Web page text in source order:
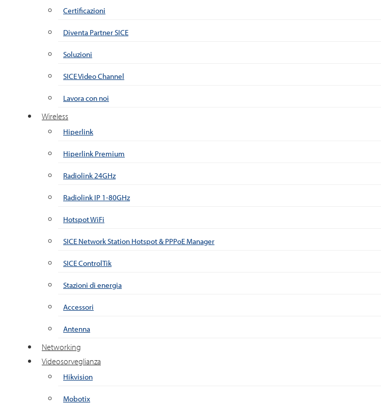
Certificazioni
Diventa Partner SICE
Soluzioni
SICE Video Channel
Lavora con noi
Wireless
Hiperlink
Hiperlink Premium
Radiolink 24GHz
Radiolink IP 1-80GHz
Hotspot WiFi
SICE Network Station Hotspot & PPPoE Manager
SICE ControlTik
Stazioni di energia
Accessori
Antenna
Networking
Videosorveglianza
Hikvision
Mobotix